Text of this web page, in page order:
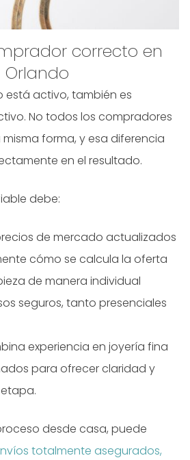
correcto en
Orlando
está activo, también es
No todos los compradores
forma, y esa diferencia
en el resultado.
debe:
de mercado actualizados
cómo se calcula la oferta
de manera individual
seguros, tanto presenciales
experiencia en joyería fina
para ofrecer claridad y
desde casa, puede
totalmente asegurados,